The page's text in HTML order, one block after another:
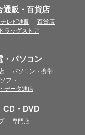
通販・百貨店
テレビ通販
百貨店
ラッグストア
・パソコン
パソコン・携帯
フト
データ通信
CD・DVD
専門店